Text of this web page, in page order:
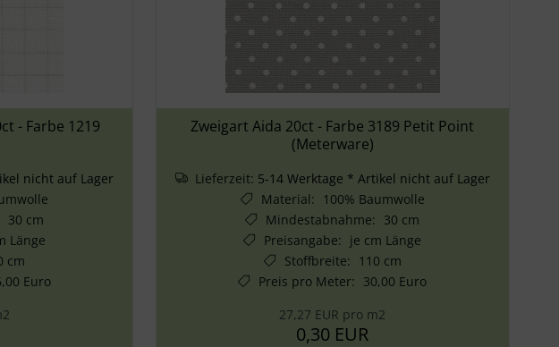
- Farbe 1219
nicht auf Lager
30 cm
Länge
cm
Euro
Zweigart Aida 20ct - Farbe 3189 Petit Point
(Meterware)
Lieferzeit: 5-14 Werktage * Artikel nicht auf Lager
Material: 100% Baumwolle
Mindestabnahme: 30 cm
Preisangabe: je cm Länge
Stoffbreite: 110 cm
Preis pro Meter: 30,00 Euro
27,27 EUR pro m2
0,30 EUR